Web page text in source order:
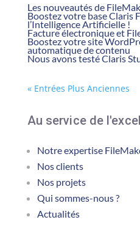
Les nouveautés de
Boostez votre base Claris
l’Intelligence Artificielle !
Facture électronique et
Boostez votre site
automatique de contenu
Nous avons testé Claris
« Entrées Plus Anciennes
Au service de
Notre expertise
Nos clients
Nos projets
Qui sommes-nous ?
Actualités